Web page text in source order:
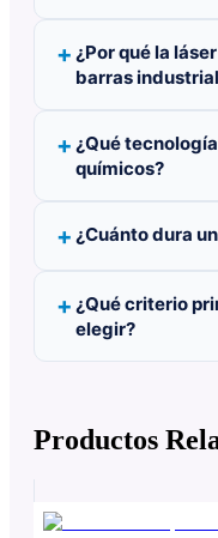
¿Por qué la
barras
¿Qué
químicos?
¿Cuánto dura
¿Qué criterio
elegir?
Productos